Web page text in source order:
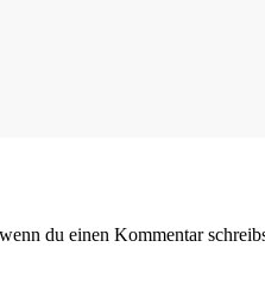
du einen Kommentar